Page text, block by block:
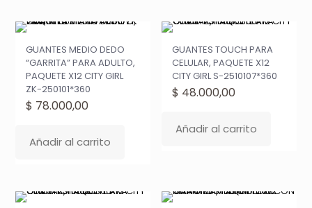
GUANTES MEDIO DEDO
“GARRITA” PARA ADULTO,
PAQUETE X12 CITY GIRL
ZK-250101*360
$ 78.000,00
Añadir al carrito
GUANTES TOUCH PARA
CELULAR, PAQUETE X12
CITY GIRL S-2510107*360
$ 48.000,00
Añadir al carrito